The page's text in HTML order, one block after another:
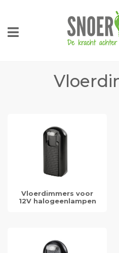
Vloerdimmers voor
12V halogeenlampen